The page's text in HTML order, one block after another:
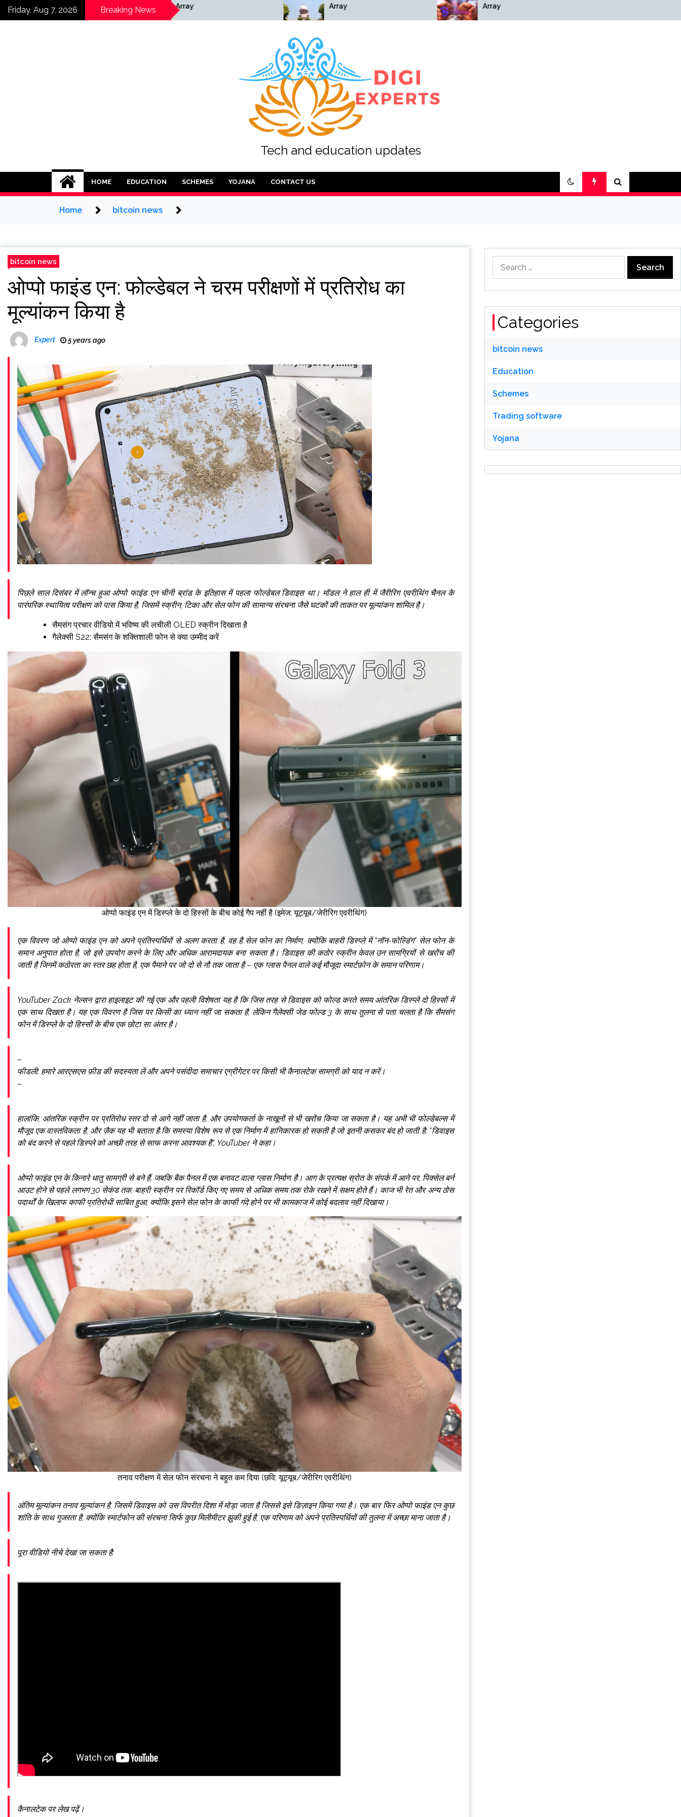
SkipFriday, Aug 7, 2026 Breaking News
Array
Tech and education updates
HOME EDUCATION SCHEMES YOJANA CONTACT US
Home bitcoin news
bitcoin news
ओप्पो फाइंड एन: फोल्डेबल ने चरम परीक्षणों में प्रतिरोध का
मूल्यांकन किया है
Expert 5 years ago
पिछले साल दिसंबर में लॉन्च हुआ ओप्पो फाइंड एन चीनी ब्रांड के इतिहास में पहला फोल्डेबल डिवाइस था। मॉडल ने हाल ही में जैरीरिग एवरीथिंग चैनल के
पारंपरिक स्थायित्व परीक्षण को पास किया है, जिसमें स्क्रीन, टिका और सेल फोन की सामान्य संरचना जैसे घटकों की ताकत पर मूल्यांकन शामिल है।
सैमसंग प्रचार वीडियो में भविष्य की लचीली OLED स्क्रीन दिखाता है
गैलेक्सी S22: सैमसंग के शक्तिशाली फोन से क्या उम्मीद करें
ओप्पो फाइंड एन में डिस्प्ले के दो हिस्सों के बीच कोई गैप नहीं है (इमेज: यूट्यूब/जेरीरिग एवरीथिंग)
एक विवरण जो ओप्पो फाइंड एन को अपने प्रतिस्पर्धियों से अलग करता है, वह है सेल फोन का निर्माण, क्योंकि बाहरी डिस्प्ले में "नॉन-फोल्डिंग" सेल फोन के
समान अनुपात होता है, जो इसे उपयोग करने के लिए और अधिक आरामदायक बना सकता है। डिवाइस की कठोर स्क्रीन केवल उन सामग्रियों से खरोंच की
जाती है जिनमें कठोरता का स्तर छह होता है, एक पैमाने पर जो दो से नौ तक जाता है – एक ग्लास पैनल वाले कई मौजूदा स्मार्टफ़ोन के समान परिणाम।
YouTuber Zack नेल्सन द्वारा हाइलाइट की गई एक और पहली विशेषता यह है कि जिस तरह से डिवाइस को फोल्ड करते समय आंतरिक डिस्प्ले दो हिस्सों में
एक साथ दिखता है। यह एक विवरण है जिस पर किसी का ध्यान नहीं जा सकता है, लेकिन गैलेक्सी जेड फोल्ड 3 के साथ तुलना से पता चलता है कि सैमसंग
फोन में डिस्प्ले के दो हिस्सों के बीच एक छोटा सा अंतर है।
–
फीडली: हमारे आरएसएस फ़ीड की सदस्यता लें और अपने पसंदीदा समाचार एग्रीगेटर पर किसी भी कैनालटेक सामग्री को याद न करें।
–
हालांकि, आंतरिक स्क्रीन पर प्रतिरोध स्तर दो से आगे नहीं जाता है, और उपयोगकर्ता के नाखूनों से भी खरोंच किया जा सकता है। यह अभी भी फोल्डेबल्स में
मौजूद एक वास्तविकता है, और ज़ैक यह भी बताता है कि समस्या विशेष रूप से एक निर्माण में हानिकारक हो सकती है जो इतनी कसकर बंद हो जाती है: "डिवाइस
को बंद करने से पहले डिस्प्ले को अच्छी तरह से साफ करना आवश्यक है", YouTuber ने कहा।
ओप्पो फाइंड एन के किनारे धातु सामग्री से बने हैं, जबकि बैक पैनल में एक बनावट वाला ग्लास निर्माण है। आग के प्रत्यक्ष स्रोत के संपर्क में आने पर, पिक्सेल बर्न
आउट होने से पहले लगभग 30 सेकंड तक, बाहरी स्क्रीन पर रिकॉर्ड किए गए समय से अधिक समय तक रोके रखने में सक्षम होते हैं। काज भी रेत और अन्य ठोस
पदार्थों के खिलाफ काफी प्रतिरोधी साबित हुआ, क्योंकि इसने सेल फोन के काफी गंदे होने पर भी कामकाज में कोई बदलाव नहीं दिखाया।
तनाव परीक्षण में सेल फोन संरचना ने बहुत कम दिया (छवि: यूट्यूब/जेरीरिग एवरीथिंग)
अंतिम मूल्यांकन तनाव मूल्यांकन है, जिसमें डिवाइस को उस विपरीत दिशा में मोड़ा जाता है जिससे इसे डिज़ाइन किया गया है। एक बार फिर ओप्पो फाइंड एन कुछ
शांति के साथ गुजरता है, क्योंकि स्मार्टफोन की संरचना सिर्फ कुछ मिलीमीटर झुकी हुई है, एक परिणाम को अपने प्रतिस्पर्धियों की तुलना में अच्छा माना जाता है।
पूरा वीडियो नीचे देखा जा सकता है:
कैनालटेक पर लेख पढ़ें।
for:
Categories
bitcoin news
Education
Schemes
Trading software
Yojana